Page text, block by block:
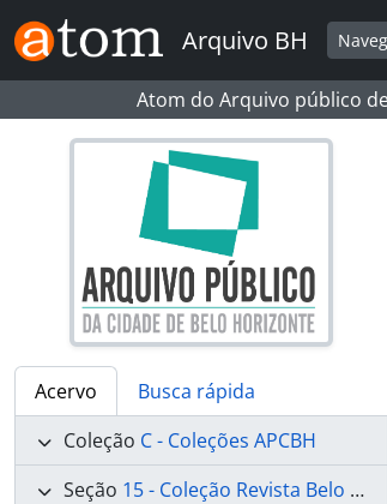
Skip to main content
Arquivo BH
Atom do Arquivo público
Acervo
Busca rápida
Coleção C - Coleções APCBH
Seção 15 - Coleção Revista Belo Horizonte